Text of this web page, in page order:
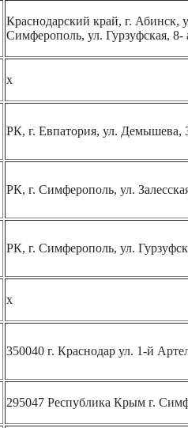
Краснодарский край, г.
Симферополь, ул. Гурзуфская, 8-
х
РК, г. Евпатория, ул. Демышева,
РК, г. Симферополь, ул.
РК, г. Симферополь, ул.
х
350040 г. Краснодар ул. 1-й
295047 Республика Крым г.